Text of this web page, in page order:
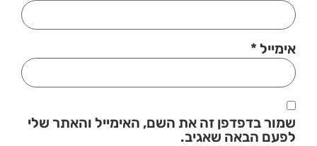
אימייל *
שמור בדפדפן זה את השם, האימייל והאתר שלי
לפעם הבאה שאגיב.